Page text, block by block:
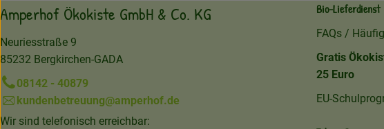
Amperhof Ökokiste GmbH & Co. KG
Neuriesstraße 9
85232 Bergkirchen-GADA
08142 - 40879
kundenbetreuung@amperhof.de
Wir sind telefonisch erreichbar:
Bio-Lieferdienst
FAQs /
Gratis
25 Euro
EU-